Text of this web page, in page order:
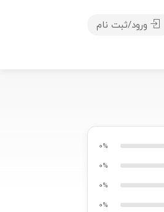
ورود/ثبت نام
0%
0%
0%
0%